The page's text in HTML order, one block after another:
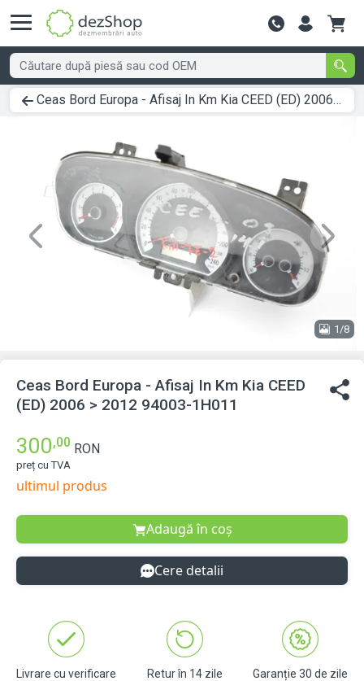
Contactează-
Ceas Bord Europa - Afisaj In Km Kia CEED (ED) 2006 > 2012 94003-1H011
Previous Next
1/8
Ceas Bord Europa - Afisaj In Km Kia CEED
(ED) 2006 > 2012 94003-1H011
300,00 RON
preț cu TVA
ultimul produs
Adaugă în coș
Cere detalii
Livrare cu verificare Retur în 14 zile Garanție 30 de zile